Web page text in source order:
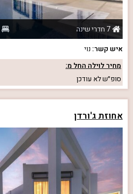
7 חדרי שינה
איש קשר: נוי
מחיר לוילה החל מ:
סופ״שלא עודכן
אחוזת ג'ורדן